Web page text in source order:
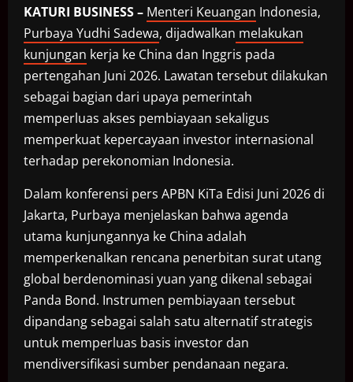
KATURI BUSINESS – Menteri Keuangan Indonesia,
Purbaya Yudhi Sadewa, dijadwalkan melakukan
kunjungan kerja ke China dan Inggris pada
pertengahan Juni 2026. Lawatan tersebut dilakukan
sebagai bagian dari upaya pemerintah
memperluas akses pembiayaan sekaligus
memperkuat kepercayaan investor internasional
terhadap perekonomian Indonesia.
Dalam konferensi pers APBN KiTa Edisi Juni 2026 di
Jakarta, Purbaya menjelaskan bahwa agenda
utama kunjungannya ke China adalah
memperkenalkan rencana penerbitan surat utang
global berdenominasi yuan yang dikenal sebagai
Panda Bond. Instrumen pembiayaan tersebut
dipandang sebagai salah satu alternatif strategis
untuk memperluas basis investor dan
mendiversifikasi sumber pendanaan negara.